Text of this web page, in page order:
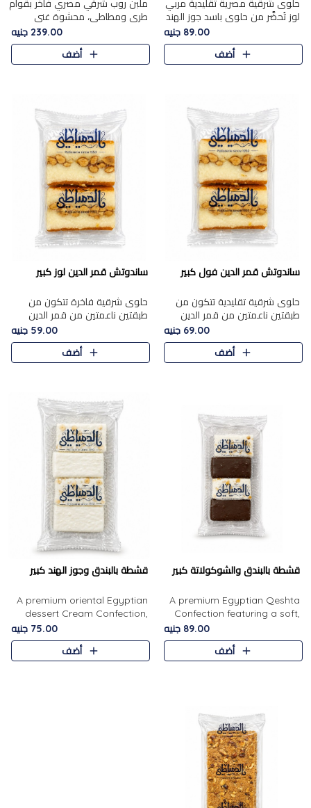
حلوى شرقية مصرية تقليدية مربي
لوز تُحضَّر من حلوى باسد جوز الهند
بقوام طري ومذاق غني، وتُزين
وتغطاه بقطع اللوز الفاخر التي
تضيف لمسة مميزة م..
89.00 جنيه
أضف
ملبن روب شرقي مصري فاخر بقوام
طري ومطاطي، محشوة غني
بسخاء بقطع عين الجمل واللوز
الفاخر التي تضيف قرمشة مميزة
ومرضية ونكهة ناتي غنية في كل
239.00 جنيه
أضف
ساندوتش قمر الدين فول كبير
حلوى شرقية تقليدية تتكون من
طبقتين ناعمتين من قمر الدين
الفاخر، تتوسطهما حشوة غنية من
الفول السوداني المحمص، لتجمع
بين حلاوة المشمش الطبيعية..
69.00 جنيه
أضف
ساندوتش قمر الدين لوز كبير
حلوى شرقية فاخرة تتكون من
طبقتين ناعمتين من قمر الدين
الفاخر، تتوسطهما حشوة غنية من
اللوز المحمص لتمنح مزيجًا متوازنًا
من النعومة والقرمشة. ..
59.00 جنيه
أضف
قشطة بالبندق والشوكولاتة كبير
A premium Egyptian Qeshta
Confection featuring a soft,
creamy texture paired with a
rich layer of premium
chocolate and the distinctive
89.00 جنيه
أضف
قشطة بالبندق وجوز الهند كبير
A premium oriental Egyptian
dessert Cream Confection,
featuring a soft, creamy
texture and the distinctive
flavor of roasted hazelnuts.
75.00 جنيه
أضف